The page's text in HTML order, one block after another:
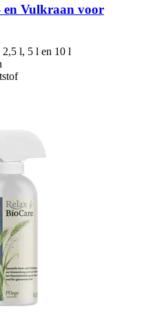
en Vulkraan voor
l, 5 l en 10 l